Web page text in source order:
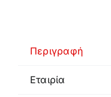
Περιγραφή
Εταιρία